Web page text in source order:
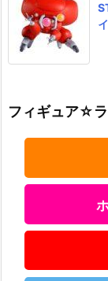
フィギュア☆